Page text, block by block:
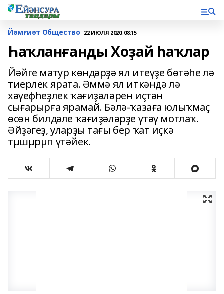
Йәмғиәт Общество 22 ИЮЛЯ 2020, 08:15
Һаҡланғанды Хоҙай һаҡлар
Йәйге матур көндәрҙә ял итеүҙе бөтәһе лә
тиерлек ярата. Әммә ял иткәндә лә
хәүефһеҙлек ҡағиҙәләрен иҫтән
сығарырға ярамай. Бәлә-ҡазаға юлыҡмаҫ
өсөн билдәле ҡағиҙәләрҙе үтәү мотлаҡ.
Әйҙәгеҙ, уларҙы тағы бер ҡат иҫкә
тµшµрµп үтәйек.